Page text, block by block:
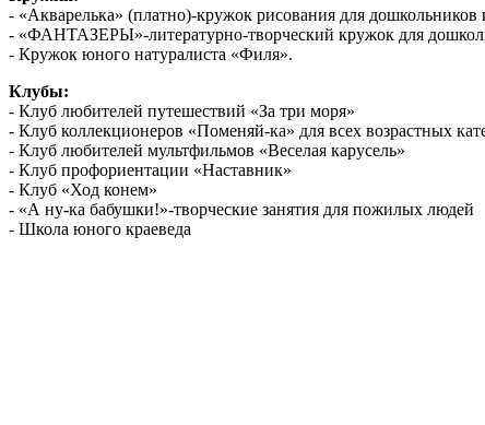
- «Акварелька» (платно)-кружок рисования для
- «ФАНТАЗЕРЫ»-литературно-творческий кружок для
- Кружок юного натуралиста «Филя».
Клубы:
- Клуб любителей путешествий «За три моря»
- Клуб коллекционеров «Поменяй-ка» для всех возрастных
- Клуб любителей мультфильмов «Веселая карусель»
- Клуб профориентации «Наставник»
- Клуб «Ход конем»
- «А ну-ка бабушки!»-творческие занятия для пожилых людей
- Школа юного краеведа